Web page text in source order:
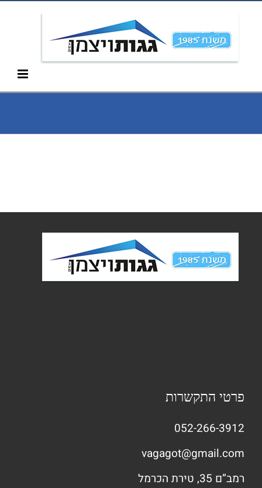
Skip
content
פרטי התקשרות
052-266-3912
vagagot@gmail.com
רמב”ם 35, טירת הכרמל